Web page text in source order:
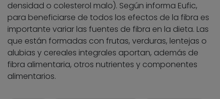
densidad o colesterol malo). Según informa Eufic,
para beneficiarse de todos los efectos de la fibra es
importante variar las fuentes de fibra en la dieta. Las
que están formadas con frutas, verduras, lentejas o
alubias y cereales integrales aportan, además de
fibra alimentaria, otros nutrientes y componentes
alimentarios.